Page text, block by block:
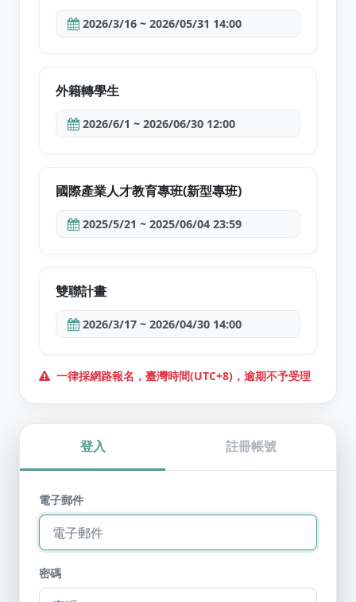
2026/3/16 ~ 2026/05/31 14:00
外籍轉學生
2026/6/1 ~ 2026/06/30 12:00
國際產業人才教育專班(新型專班)
2025/5/21 ~ 2025/06/04 23:59
雙聯計畫
2026/3/17 ~ 2026/04/30 14:00
一律採網路報名，臺灣時間(UTC+8)，逾期不予受理
登入 註冊帳號
Mail
電子郵件
Password
密碼